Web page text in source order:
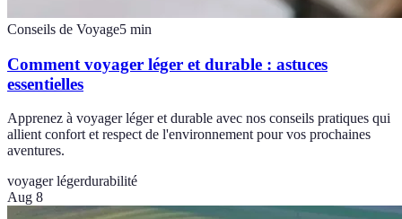
Conseils de Voyage5 min
Comment voyager léger et durable : astuces
essentielles
Apprenez à voyager léger et durable avec nos conseils pratiques qui
allient confort et respect de l'environnement pour vos prochaines
aventures.
voyager légerdurabilité
Aug 8